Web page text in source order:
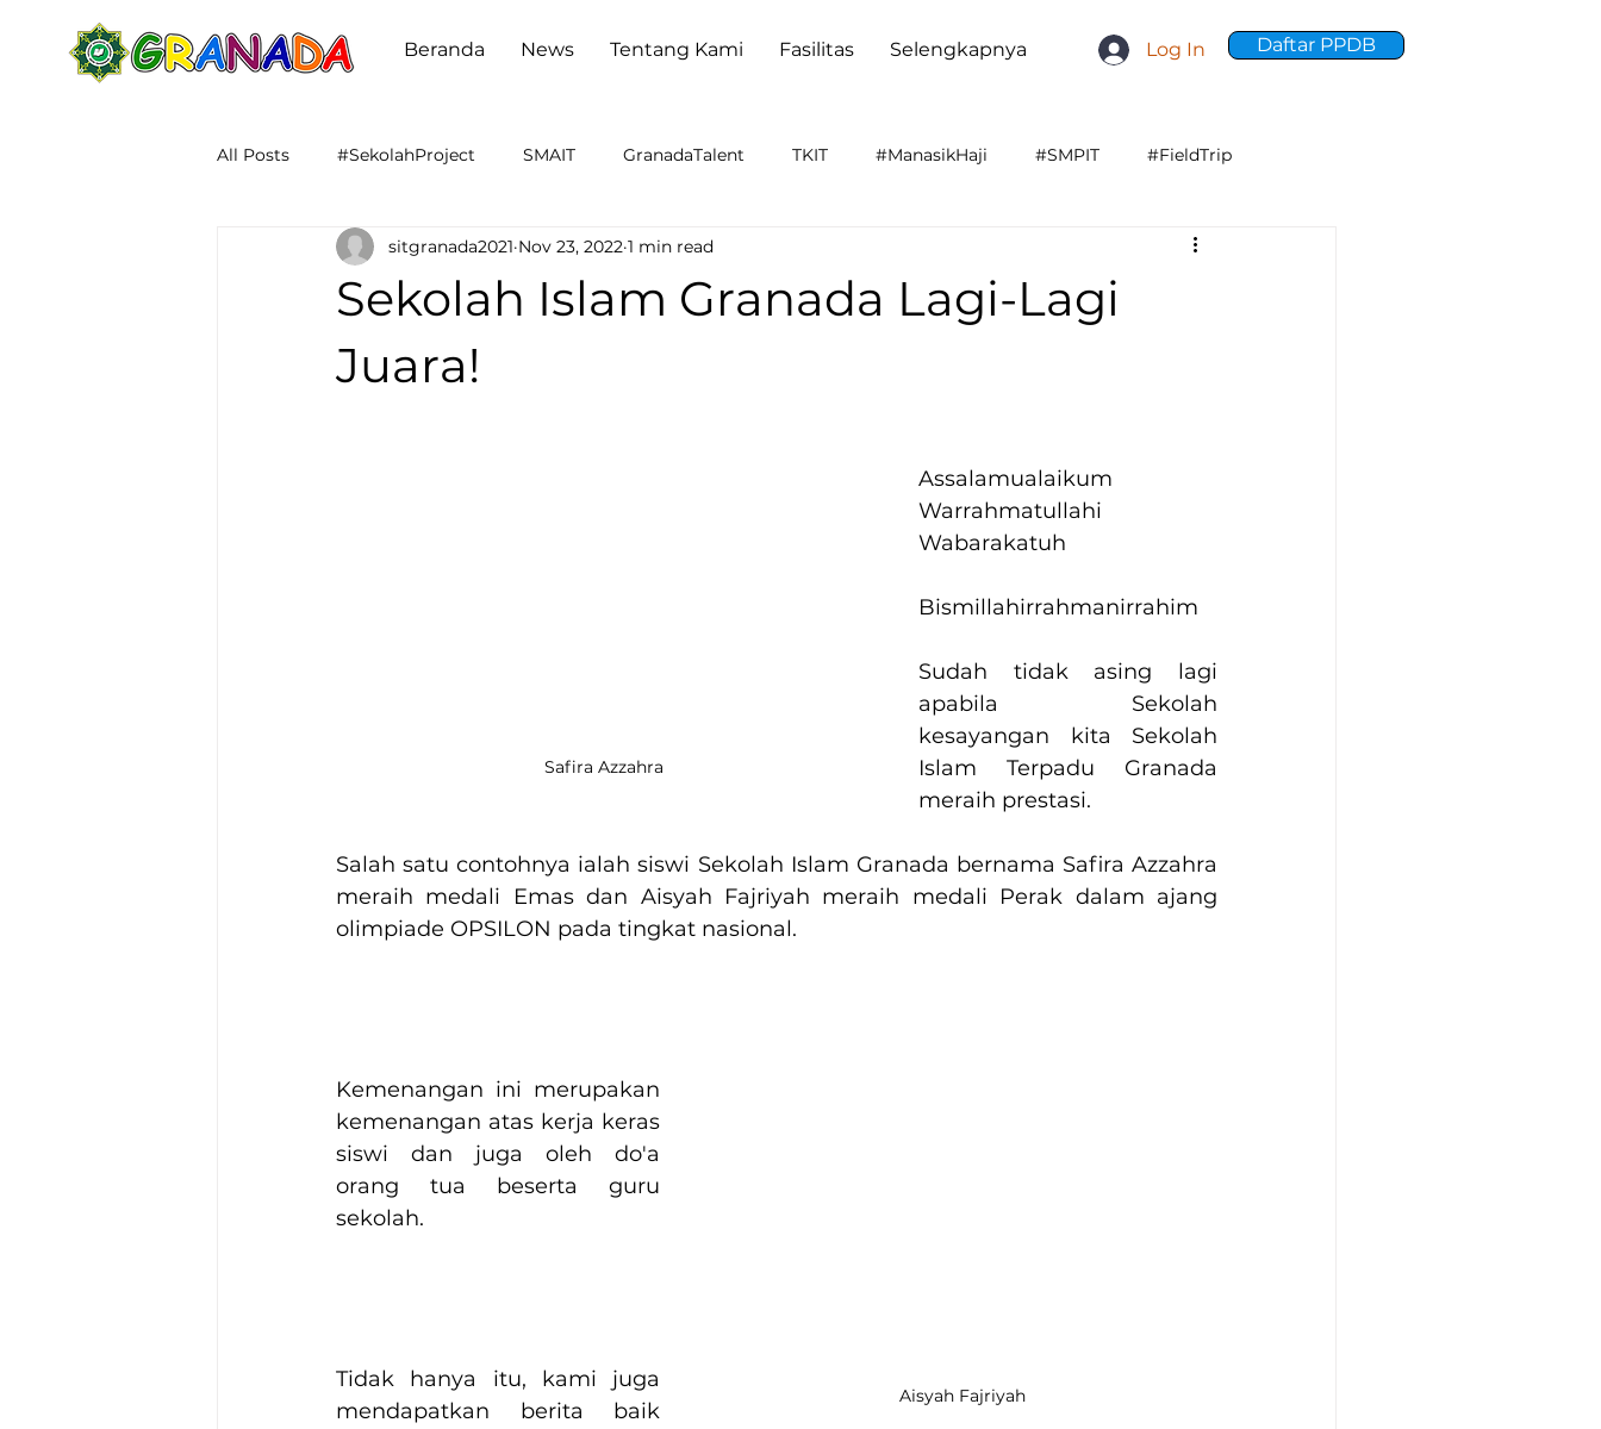
Beranda News Tentang Kami Fasilitas Selengkapnya Log In Daftar PPDB
All Posts #SekolahProject SMAIT GranadaTalent TKIT #ManasikHaji #SMPIT #FieldTrip
#SMAITGoestoCampus UpacaraSekolah SDIT
Ekstrakurikuler
Sekolah Islam Granada Lagi-Lagi
Juara!
sitgranada2021 Nov 23, 2022 1 min read
Safira Azzahra
Assalamualaikum
Warrahmatullahi
Wabarakatuh
Bismillahirrahmanirrahim
Sudah tidak asing lagi
apabila Sekolah
kesayangan kita Sekolah
Islam Terpadu Granada
meraih prestasi.
Salah satu contohnya ialah siswi Sekolah Islam Granada bernama Safira Azzahra
meraih medali Emas dan Aisyah Fajriyah meraih medali Perak dalam ajang
olimpiade OPSILON pada tingkat nasional.
Aisyah Fajriyah
Kemenangan ini merupakan
kemenangan atas kerja keras
siswi dan juga oleh do'a
orang tua beserta guru
sekolah.
Tidak hanya itu, kami juga
mendapatkan berita baik